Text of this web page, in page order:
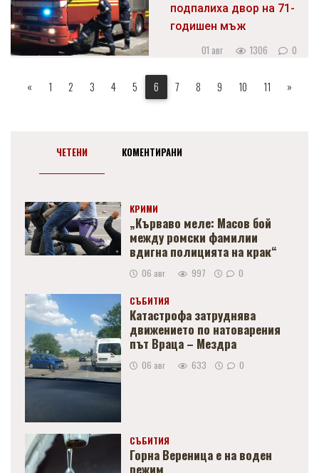
подпалиха двор на 71-
годишен мъж
01 авг 1306 0
« 1 2 3 4 5 6 7 8 9 10 11 »
ЧЕТЕНИ КОМЕНТИРАНИ
КРИМИ
„Кърваво меле: Масов бой
между ромски фамилии
вдигна полицията на крак“
06 авг 997 0
СЪБИТИЯ
Катастрофа затруднява
движението по натоварения
път Враца – Мездра
06 авг 633 0
СЪБИТИЯ
Горна Вереница е на воден
режим